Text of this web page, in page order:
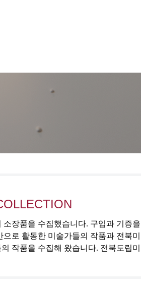
장품을 수집했습니다. 구입과 기증
로 활동한 미술가들의 작품과 전북
작품을 수집해 왔습니다. 전북도립